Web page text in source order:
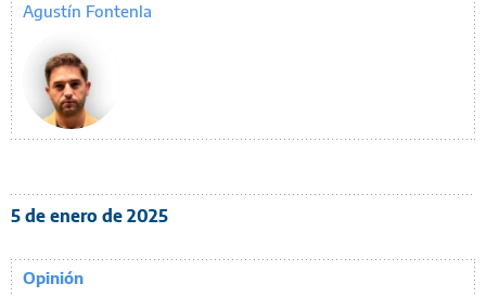
Agustín Fontenla
5 de enero de 2025
Opinión